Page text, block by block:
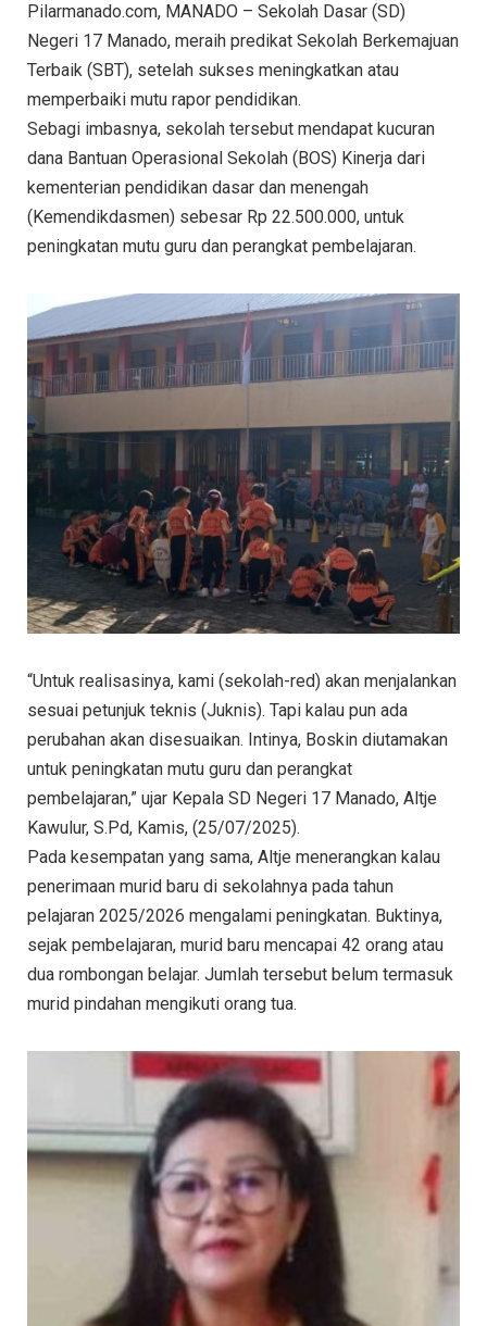
Pilarmanado.com, MANADO – Sekolah Dasar (SD)
Negeri 17 Manado, meraih predikat Sekolah Berkemajuan
Terbaik (SBT), setelah sukses meningkatkan atau
memperbaiki mutu rapor pendidikan.
Sebagi imbasnya, sekolah tersebut mendapat kucuran
dana Bantuan Operasional Sekolah (BOS) Kinerja dari
kementerian pendidikan dasar dan menengah
(Kemendikdasmen) sebesar Rp 22.500.000, untuk
peningkatan mutu guru dan perangkat pembelajaran.
“Untuk realisasinya, kami (sekolah-red) akan menjalankan
sesuai petunjuk teknis (Juknis). Tapi kalau pun ada
perubahan akan disesuaikan. Intinya, Boskin diutamakan
untuk peningkatan mutu guru dan perangkat
pembelajaran,” ujar Kepala SD Negeri 17 Manado, Altje
Kawulur, S.Pd, Kamis, (25/07/2025).
Pada kesempatan yang sama, Altje menerangkan kalau
penerimaan murid baru di sekolahnya pada tahun
pelajaran 2025/2026 mengalami peningkatan. Buktinya,
sejak pembelajaran, murid baru mencapai 42 orang atau
dua rombongan belajar. Jumlah tersebut belum termasuk
murid pindahan mengikuti orang tua.